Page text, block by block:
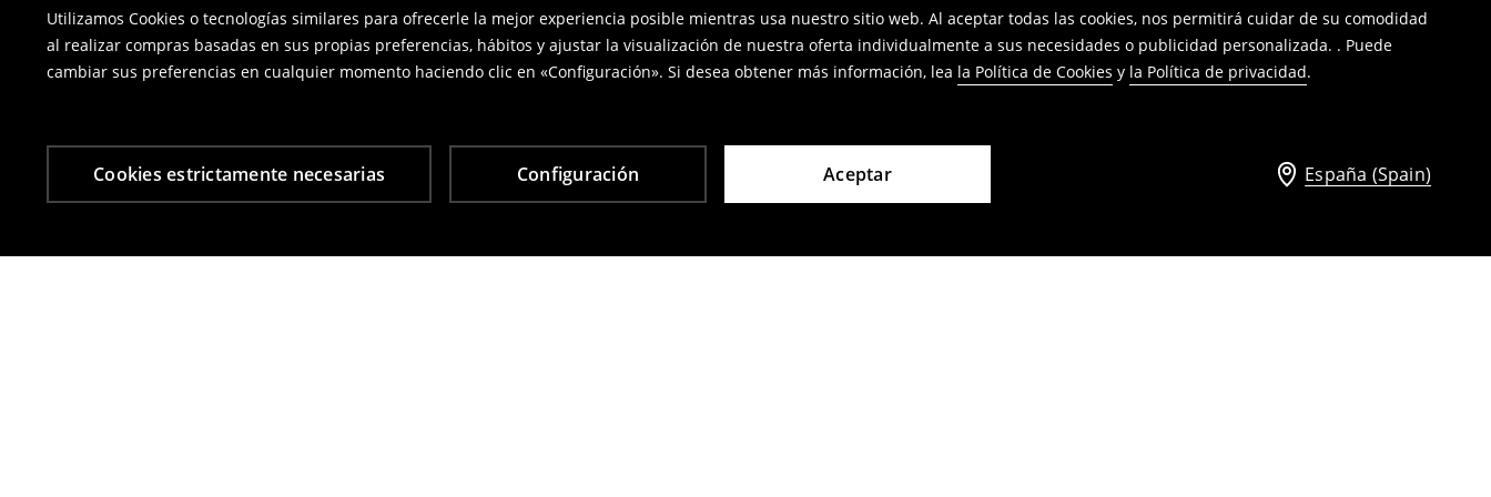
Utilizamos Cookies o tecnologías similares para ofrecerle la mejor experiencia posible mientras usa nuestro sitio web. Al aceptar todas las cookies, nos permitirá cuidar de su comodidad
al realizar compras basadas en sus propias preferencias, hábitos y ajustar la visualización de nuestra oferta individualmente a sus necesidades o publicidad personalizada. . Puede
cambiar sus preferencias en cualquier momento haciendo clic en «Configuración». Si desea obtener más información, lea la Política de Cookies y la Política de privacidad.
Cookies estrictamente necesarias Configuración Aceptar España (Spain)